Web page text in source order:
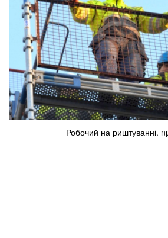
Робочий на риштуванні.